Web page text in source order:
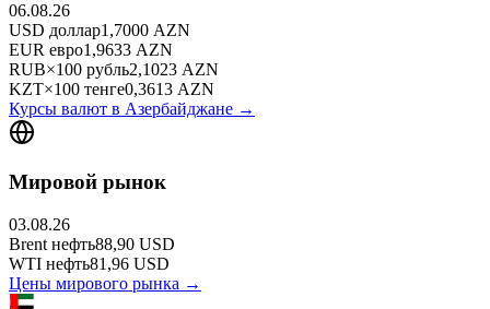
06.08.26
USD доллар1,7000 AZN
EUR евро1,9633 AZN
RUB×100 рубль2,1023 AZN
KZT×100 тенге0,3613 AZN
Курсы валют в Азербайджане →
Мировой рынок
03.08.26
Brent нефть88,90 USD
WTI нефть81,96 USD
Цены мирового рынка →